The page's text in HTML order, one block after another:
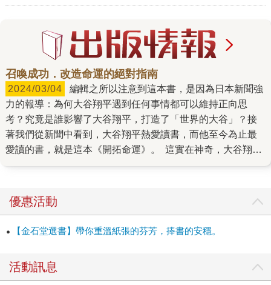
召喚成功．改造命運的絕對指南
2024/03/04
力的報導：為何大谷翔平遇到任何事情都可以維持正向思
考？究竟是誰影響了大谷翔平，打造了「世界的大谷」？接
著我們從新聞中看到，大谷翔平熱愛讀書，而他至今為止最
愛讀的書，就是這本《開拓命運》。 這實在神奇，大谷翔平
影響現在的年輕人！這讓我們整個編輯室磨刀霍霍開始進行
調查，不查還好，一查下去不得了，這本《開拓命運》，影
響的不只大谷翔平，就連日本經營之聖「稻盛和夫」以及
截了當說明了「宇宙唯一運作法則」。《秘密》是吸引力法
優惠活動
【金石堂選書】帶你重溫紙張的芬芳，捧書的安穩。
活動訊息